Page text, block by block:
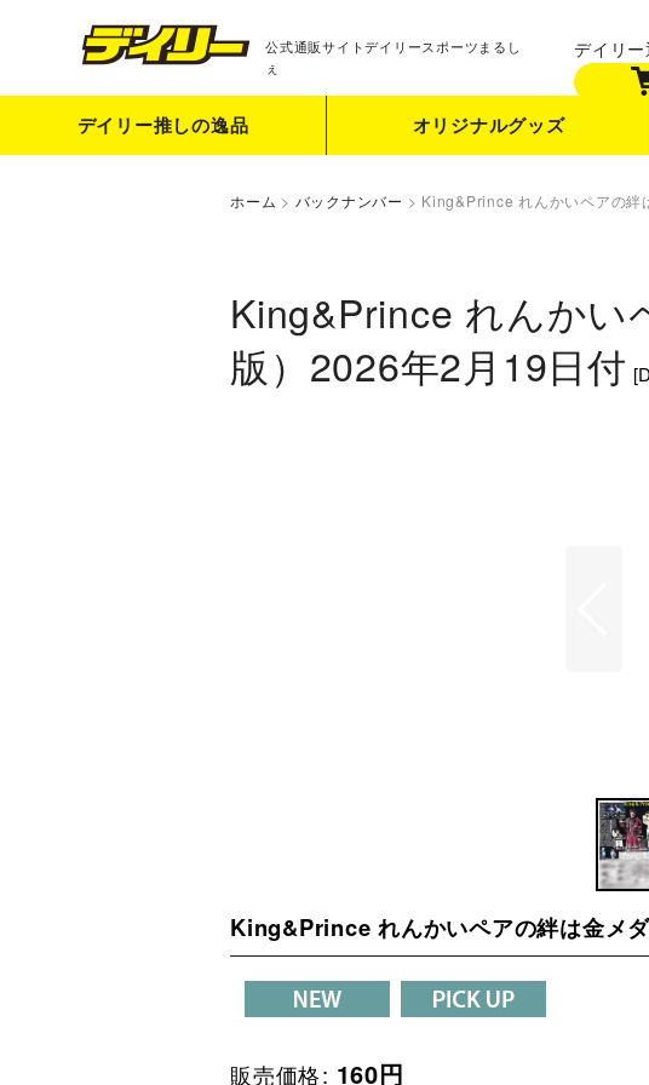
公式通販サイトデイリースポーツまるし
ぇ
デイリ
デイリー推しの逸品 オリジナルグッズ
ホーム > バックナンバー > King&Prince れんかいペアの絆
King&Prince れんかい
版）2026年2月19日付 [
King&Prince れんかいペアの絆は金メ
販売価格: 160円